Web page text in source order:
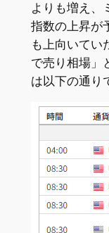
よりも増え、
指数の上昇が
も上向いてい
で売り相場」
は以下の通り